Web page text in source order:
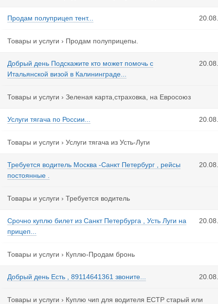
Продам полуприцеп тент...
Товары и услуги › Продам полуприцепы.
Добрый день Подскажите кто может помочь с
Итальянской визой в Калининграде...
Товары и услуги › Зеленая карта,страховка, на Евросоюз
Услуги тягача по России...
Товары и услуги › Услуги тягача из Усть-Луги
Требуется водитель Москва -Санкт Петербург , рейсы
постоянные .
Товары и услуги › Требуется водитель
Срочно куплю билет из Санкт Петербурга , Усть Луги на
прицеп...
Товары и услуги › Куплю-Продам бронь
Добрый день Есть , 89114641361 звоните...
Товары и услуги › Куплю чип для водителя ЕСТР старый или